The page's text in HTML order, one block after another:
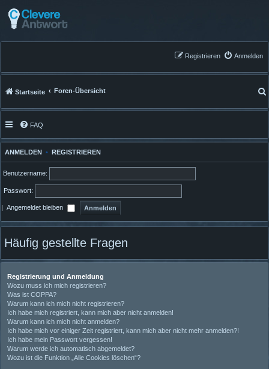
Anmelden
Registrieren
Startseite Foren-Übersicht
FAQ
ANMELDEN • REGISTRIEREN
Benutzername:
Passwort:
| Angemeldet bleiben
Häufig gestellte Fragen
Registrierung und Anmeldung
Wozu muss ich mich registrieren?
Was ist COPPA?
Warum kann ich mich nicht registrieren?
Ich habe mich registriert, kann mich aber nicht anmelden!
Warum kann ich mich nicht anmelden?
Ich habe mich vor einiger Zeit registriert, kann mich aber nicht mehr anmelden?!
Ich habe mein Passwort vergessen!
Warum werde ich automatisch abgemeldet?
Wozu ist die Funktion „Alle Cookies löschen“?